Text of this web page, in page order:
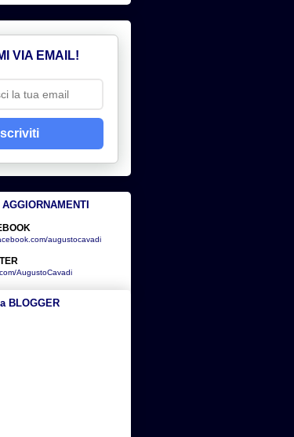
VIA EMAIL!
Iscriviti
augustocavadi
AugustoCavadi
BLOGGER